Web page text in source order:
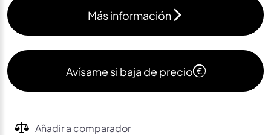
Más información
Avísame si baja de precio
Añadir a comparador